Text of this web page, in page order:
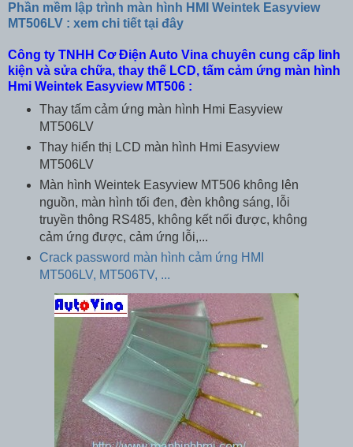
Phần mềm lập trình màn hình HMI Weintek Easyview
MT506LV : xem chi tiết tại đây
Công ty TNHH Cơ Điện Auto Vina chuyên cung cấp linh
kiện và sửa chữa, thay thế LCD, tấm cảm ứng màn hình
Hmi Weintek Easyview MT506 :
Thay tấm cảm ứng màn hình Hmi Easyview
MT506LV
Thay hiển thị LCD màn hình Hmi Easyview
MT506LV
Màn hình Weintek Easyview MT506 không lên
nguồn, màn hình tối đen, đèn không sáng, lỗi
truyền thông RS485, không kết nối được, không
cảm ứng được, cảm ứng lỗi,...
Crack password màn hình cảm ứng HMI
MT506LV, MT506TV, ...